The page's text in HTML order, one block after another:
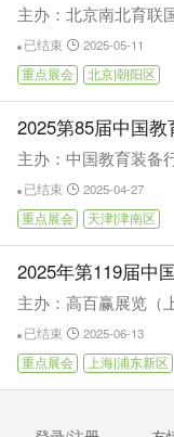
主办：北京南北育联
已结束
2025-05-11
重点展会
北京|朝阳区
2025第85届中国
主办：中国教育装备
已结束
2025-04-27
重点展会
天津|津南区
2025年第119届中
主办：高百赢展览（
已结束
2025-06-13
重点展会
上海|浦东新区